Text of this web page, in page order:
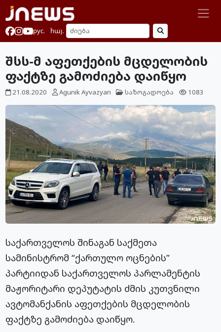
рус. հայ.
შსს-მ აფეთქების მცდელობის
ფაქტზე გამოძიება დაიწყო
21.08.2020 Agunik Ayvazyan საზოგადოება 1083
საქართველოს შინაგან საქმეთა
სამინისტრომ “ქართულო ოცნების”
პარტიიდან საქართველოს პარლამენტის
მაჟორიტარი დეპუტატის ძმის კუთვნილი
ავტომანქანის აფეთქების მცდელობის
ფაქტზე გამოძიება დაიწყო.